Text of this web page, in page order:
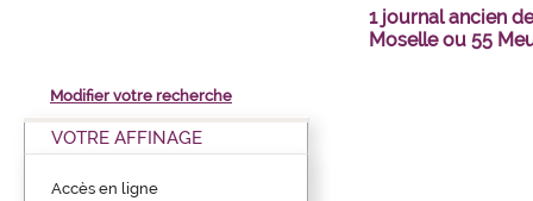
1 journal ancien
Moselle ou 55
Modifier votre recherche
VOTRE AFFINAGE
Accès en ligne